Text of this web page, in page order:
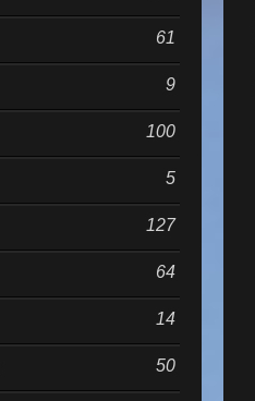
61
9
100
5
127
64
14
50